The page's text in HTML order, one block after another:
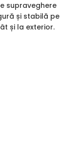
supraveghere
și stabilă pe
și la exterior.